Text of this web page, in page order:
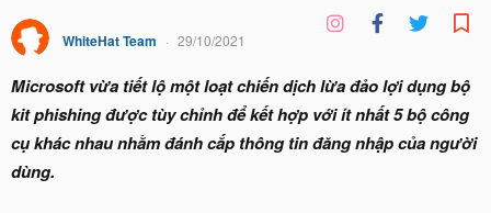
WhiteHat Team 29/10/2021
Microsoft vừa tiết lộ một loạt chiến dịch lừa đảo lợi dụng bộ
kit phishing được tùy chỉnh để kết hợp với ít nhất 5 bộ công
cụ khác nhau nhằm đánh cắp thông tin đăng nhập của người
dùng.